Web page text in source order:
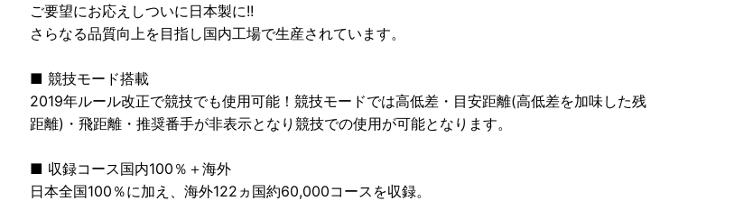
ご要望にお応えしついに日本製に!!
さらなる品質向上を目指し国内工場で生産されています。
■ 競技モード搭載
2019年ルール改正で競技でも使用可能！競技モードでは高低差・目安距離(高低差を加味した残
距離)・飛距離・推奨番手が非表示となり競技での使用が可能となります。
■ 収録コース国内100％＋海外
日本全国100％に加え、海外122ヵ国約60,000コースを収録。